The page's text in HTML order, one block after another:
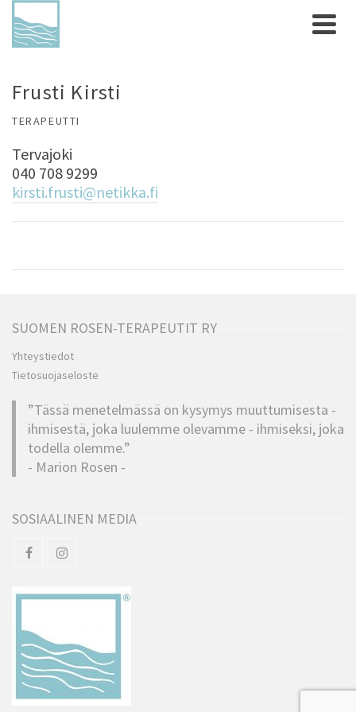
Frusti Kirsti
TERAPEUTTI
Tervajoki
040 708 9299
kirsti.frusti@netikka.fi
SUOMEN ROSEN-TERAPEUTIT RY
Yhteystiedot
Tietosuojaseloste
”Tässä menetelmässä on kysymys muuttumisesta -
ihmisestä, joka luulemme olevamme - ihmiseksi, joka
todella olemme.”
- Marion Rosen -
SOSIAALINEN MEDIA